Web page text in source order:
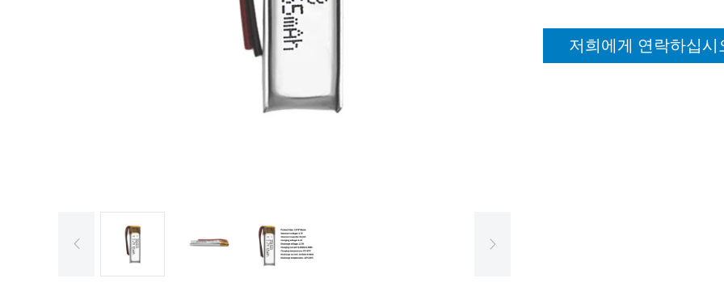
저희에게 연락하십시